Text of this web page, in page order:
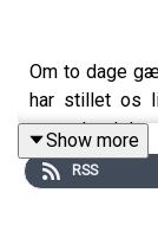
Om to dage
har stillet os
seneste status
Show more
RSS